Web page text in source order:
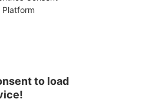
Platform
to load